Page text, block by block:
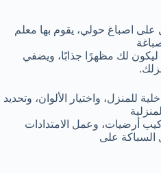
اصباغ حولي، يقوم بها معلم
ليكون لك مظهرًا جذابًا، ويضفي
للمنزل، واختيار الألوان، وتحديد
أرضيات، وعمل الامتدادات
السباكة على